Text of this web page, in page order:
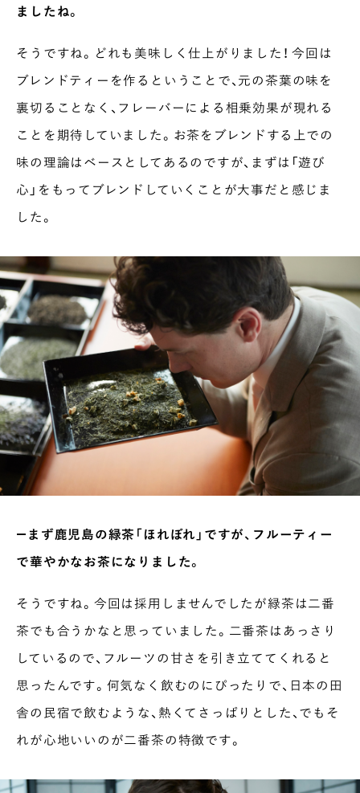
ましたね。
そうですね。どれも美味しく仕上がりました！ 今回は
ブレンドティーを作るということで、元の茶葉の味を
裏切ることなく、フレーバーによる相乗効果が現れる
ことを期待していました。お茶をブレンドする上での
味の理論はベースとしてあるのですが、まずは「遊び
心」をもってブレンドしていくことが大事だと感じま
した。
―まず鹿児島の緑茶「ほれぼれ」ですが、フルーティー
で華やかなお茶になりました。
そうですね。今回は採用しませんでしたが緑茶は二番
茶でも合うかなと思っていました。二番茶はあっさり
しているので、フルーツの甘さを引き立ててくれると
思ったんです。何気なく飲むのにぴったりで、日本の田
舎の民宿で飲むような、熱くてさっぱりとした、でもそ
れが心地いいのが二番茶の特徴です。